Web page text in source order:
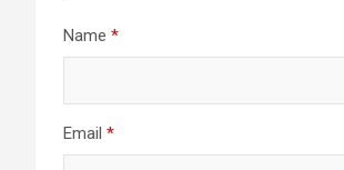
Name *
Email *